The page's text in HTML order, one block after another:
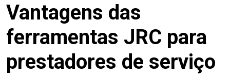
Vantagens das
ferramentas JRC para
prestadores de serviço